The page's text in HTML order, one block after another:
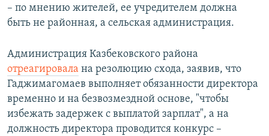
– по мнению жителей, ее учредителем должна
быть не районная, а сельская администрация.
Администрация Казбековского района
отреагировала на резолюцию схода, заявив, что
Гаджимагомаев выполняет обязанности директора
временно и на безвозмездной основе, "чтобы
избежать задержек с выплатой зарплат", а на
должность директора проводится конкурс –